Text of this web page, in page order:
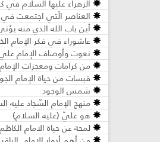
الزهراء عليها السلام
العناصر الّتي اجتمعت
أين باب الله الذي منه
عاشوراء في فكر الإمام
نعوت وأوصاف الإمام
من كرامات ومعجزات
قبسات من حياة الإمام
شمس الوجود
منهج الإمام السّجاد عليه
هو عليّ (عليه السلام)
لمحة عن حياة الامام